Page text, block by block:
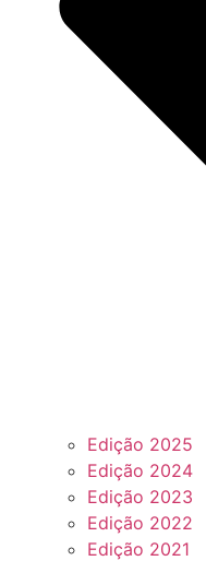
Edição 2025
Edição 2024
Edição 2023
Edição 2022
Edição 2021